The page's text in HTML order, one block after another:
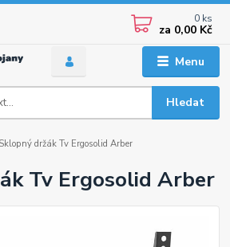
Menu
Hledat
0 ks
za 0,00 Kč
Sklopný držák Tv Ergosolid Arber
Tv Ergosolid Arber